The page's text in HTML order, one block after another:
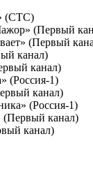
(СТС)
(Первый
(Первый
канал)
канал)
(Россия-1)
канал)
(Россия-1)
(Первый канал)
канал)